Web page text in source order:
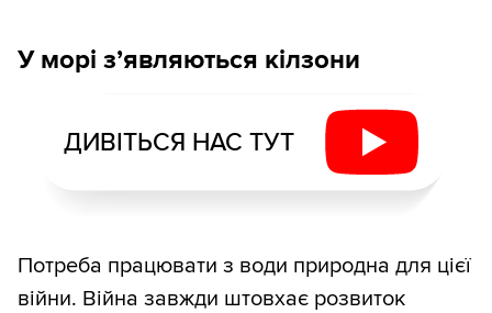
У морі з’являються кілзони
ДИВІТЬСЯ НАС ТУТ
Потреба працювати з води природна для цієї
війни. Війна завжди штовхає розвиток